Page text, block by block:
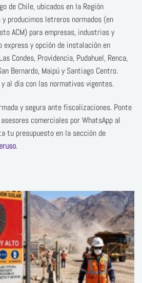
de Chile, ubicados en la Región
producimos letreros normados (en
ACM) para empresas, industrias y
express y opción de instalación en
Condes, Providencia, Pudahuel, Renca,
Bernardo, Maipú y Santiago Centro.
al día con las normativas vigentes.
y segura ante fiscalizaciones. Ponte
comerciales por WhatsApp al
tu presupuesto en la sección de
.